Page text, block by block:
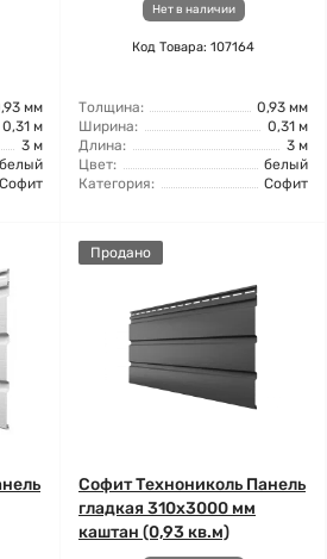
мм
0,31 м
3 м
белый
Софит
Нет в наличии
Код Товара: 107164
Толщина:
0,93 мм
Ширина:
0,31 м
Длина:
3 м
Цвет:
белый
Категория:
Софит
Продано
Софит Технониколь Панель
гладкая 310х3000 мм
каштан (0,93 кв.м)